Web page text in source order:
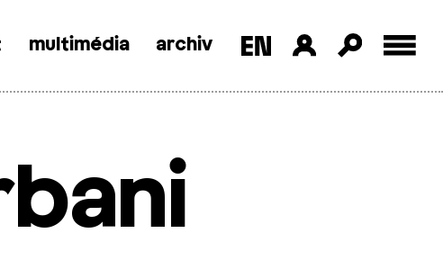
multimédia archiv